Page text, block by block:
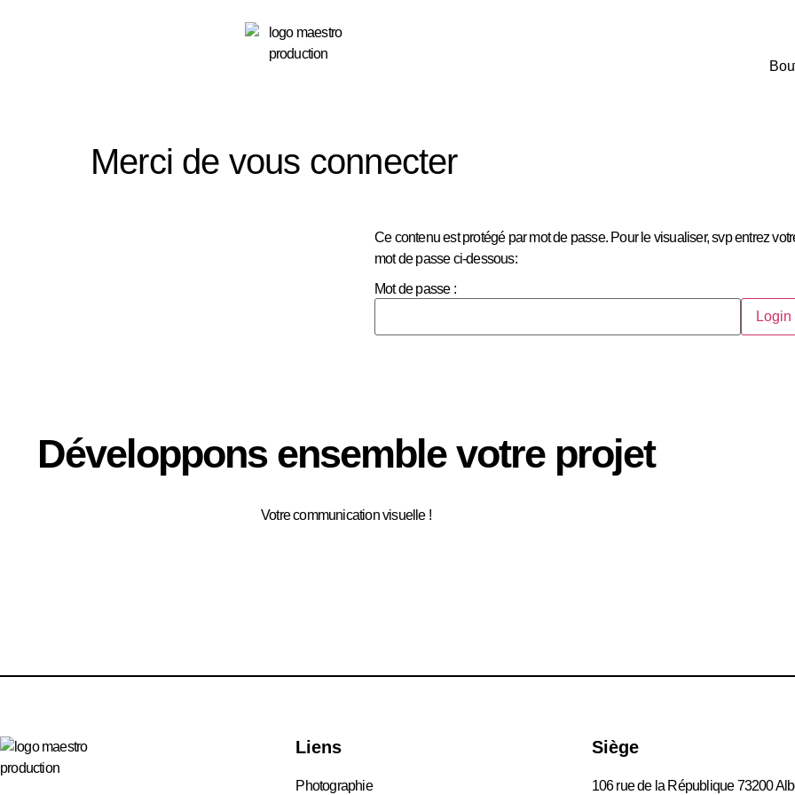
Merci de vous connecter
Ce contenu est protégé par mot de passe. Pour le visualiser, svp entrez
mot de passe ci-dessous:
Mot de passe :
Développons ensemble votre projet
Votre communication visuelle !
Liens
Photographie
Siège
106 rue de la République 73200